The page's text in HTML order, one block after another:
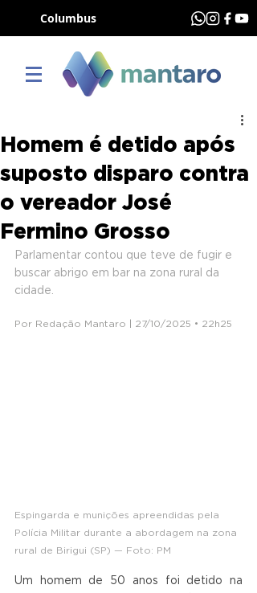
Columbus
Homem é detido após
suposto disparo contra
o vereador José
Fermino Grosso
Parlamentar contou que teve de fugir e
buscar abrigo em bar na zona rural da
cidade.
Por Redação Mantaro | 27/10/2025 • 22h25
Espingarda e munições apreendidas pela
Polícia Militar durante a abordagem na zona
rural de Birigui (SP) — Foto: PM
Um homem de 50 anos foi detido na